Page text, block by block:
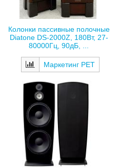
Колонки пассивные полочные
Diatone DS-2000Z, 180Вт, 27-
80000Гц, 90дБ, ...
Маркетинг РЕТ